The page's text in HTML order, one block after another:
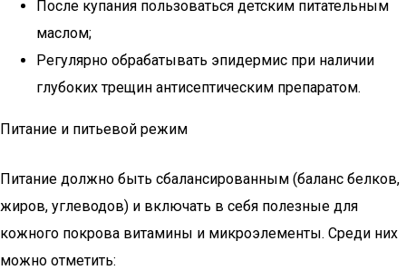
После купания пользоваться детским питательным
маслом;
Регулярно обрабатывать эпидермис при наличии
глубоких трещин антисептическим препаратом.
Питание и питьевой режим
Питание должно быть сбалансированным (баланс белков,
жиров, углеводов) и включать в себя полезные для
кожного покрова витамины и микроэлементы. Среди них
можно отметить: